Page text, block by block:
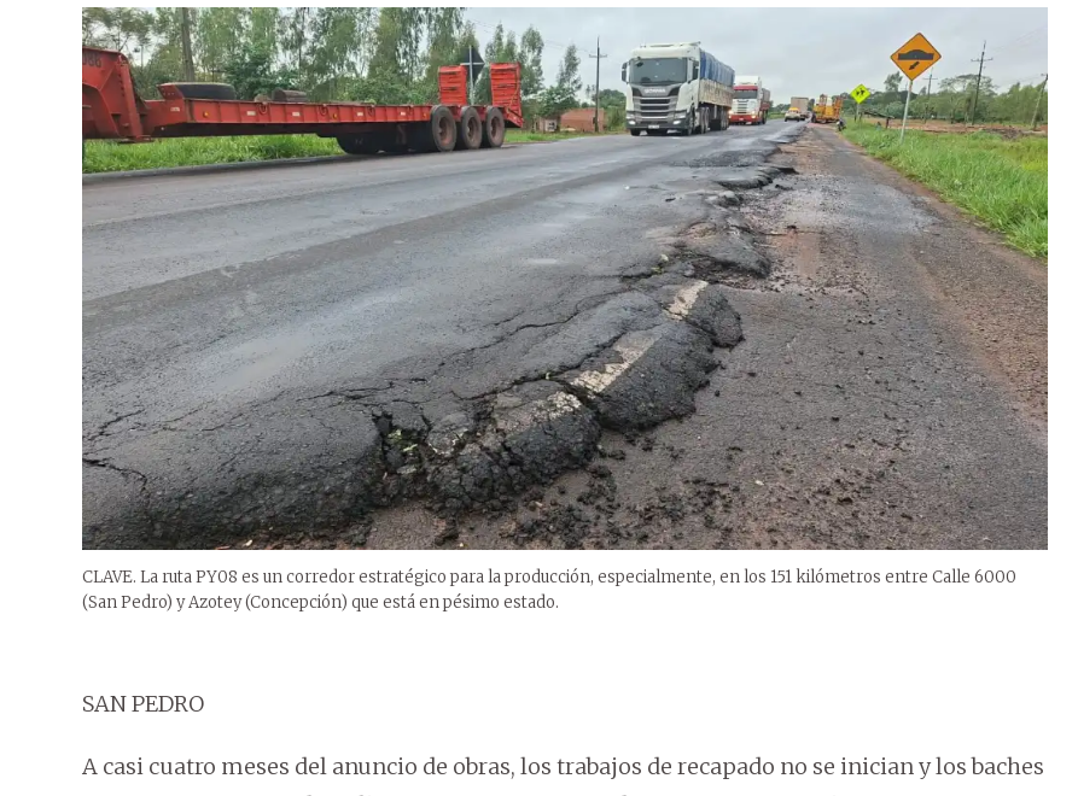
CLAVE. La ruta PY08 es un corredor estratégico para la producción, especialmente, en los 151 kilómetros entre Calle 6000
(San Pedro) y Azotey (Concepción) que está en pésimo estado.
SAN PEDRO
A casi cuatro meses del anuncio de obras, los trabajos de recapado no se inician y los baches